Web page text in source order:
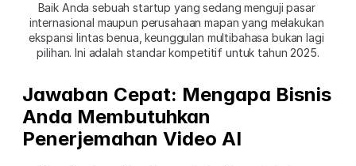
Baik Anda sebuah startup yang sedang menguji pasar
internasional maupun perusahaan mapan yang melakukan
ekspansi lintas benua, keunggulan multibahasa bukan lagi
pilihan. Ini adalah standar kompetitif untuk tahun 2025.
Jawaban Cepat: Mengapa Bisnis
Anda Membutuhkan
Penerjemahan Video AI